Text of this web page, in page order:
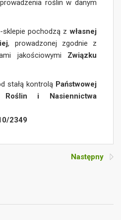
roślin w danym
sklepie pochodzą zwłasnej
, prowadzonej zgodnie z
jakościowymi Związku
stałą kontrolą Państwowej
Roślin i Nasiennictwa
2349
Następny